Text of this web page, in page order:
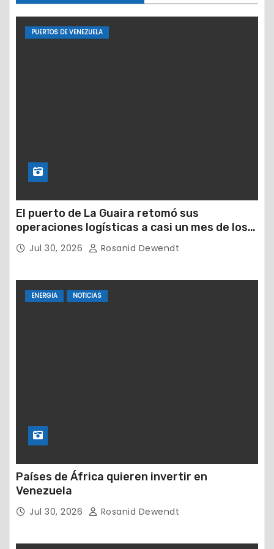
PUERTOS DE VENEZUELA
El puerto de La Guaira retomó sus
operaciones logísticas a casi un mes de los
devastadores terremotos
Jul 30, 2026 Rosanid Dewendt
ENERGIA NOTICIAS
Países de África quieren invertir en
Venezuela
Jul 30, 2026 Rosanid Dewendt